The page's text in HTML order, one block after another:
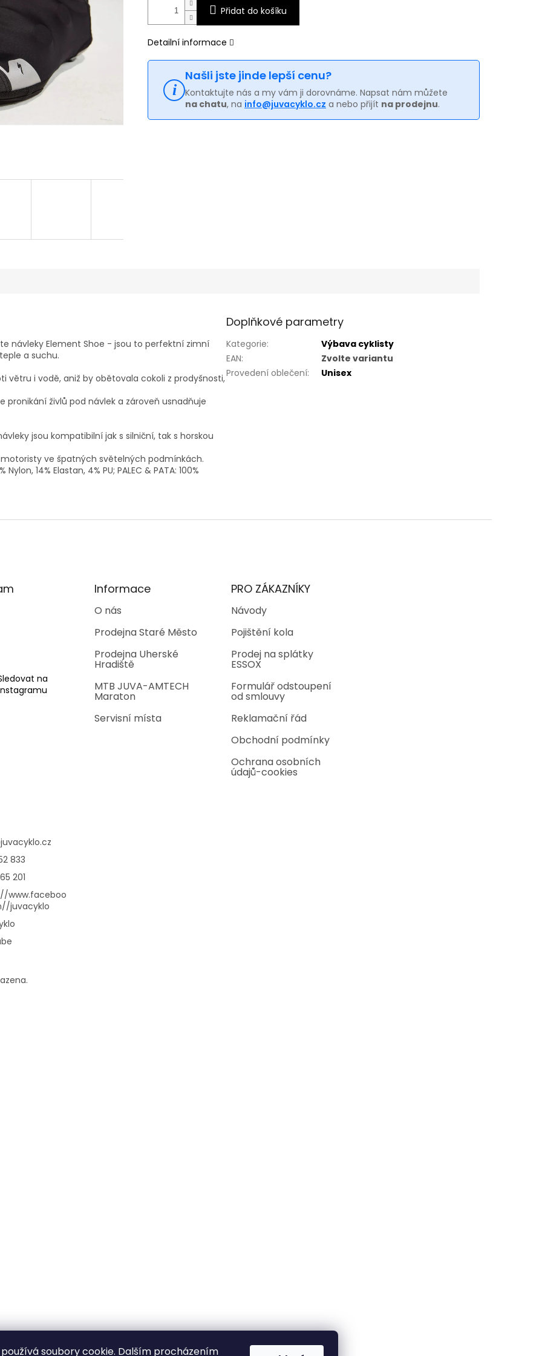
soubory cookie. Dalším procházením
Přidat do košíku
Detailní informace
Našli jste jinde lepší cenu?
Kontaktujte nás a my vám ji dorovnáme. Napsat nám můžete
na chatu, na info@juvacyklo.cz a nebo přijít na prodejnu.
návleky Element Shoe - jsou to perfektní zimní
a suchu.
větru i vodě, aniž by obětovala cokoli z prodyšnosti,
pronikání živlů pod návlek a zároveň usnadňuje
jsou kompatibilní jak s silniční, tak s horskou
ve špatných světelných podmínkách.
14% Elastan, 4% PU; PALEC & PATA: 100%
Doplňkové parametry
Kategorie:
Výbava cyklisty
EAN:
Zvolte variantu
Provedení oblečení: Unisex
na
Informace
O nás
Prodejna Staré Město
Prodejna Uherské
Hradiště
MTB JUVA-AMTECH
Maraton
Servisní místa
PRO ZÁKAZNÍKY
Návody
Pojištění kola
Prodej na splátky
ESSOX
Formulář odstoupení
od smlouvy
Reklamační řád
Obchodní podmínky
Ochrana osobních
údajů-cookies
juvacyklo.cz
833
201
www.faceboo
juvacyklo